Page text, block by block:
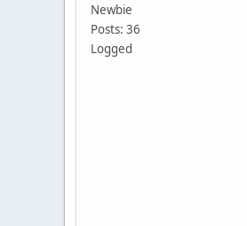
Newbie
Posts: 36
Logged